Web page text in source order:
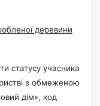
деревини
статусу учасника
з обмеженою
дім», код